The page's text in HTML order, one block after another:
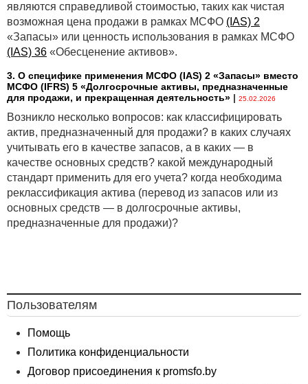
Подробнее читайте в статье.
являются справедливой стоимостью, таких как чистая
возможная цена продажи в рамках МСФО (IAS) 2
«Запасы» или ценность использования в рамках МСФО
(IAS) 36 «Обесценение активов».
3. О специфике применения МСФО (IАS) 2 «Запасы» вместо
МСФО (IFRS) 5 «Долгосрочные активы, предназначенные
для продажи, и прекращенная деятельность» | 25.02.2026
Возникло несколько вопросов: как классифицировать
актив, предназначенный для продажи? в каких случаях
учитывать его в качестве запасов, а в каких — в
качестве основных средств? какой международный
стандарт применить для его учета? когда необходима
реклассификация актива (перевод из запасов или из
основных средств — в долгосрочные активы,
предназначенные для продажи)?
Пользователям
Помощь
Политика конфиденциальности
Договор присоединения к promsfo.by